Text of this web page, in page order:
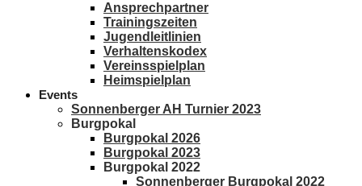
Ansprechpartner
Trainingszeiten
Jugendleitlinien
Verhaltenskodex
Vereinsspielplan
Heimspielplan
Events
Sonnenberger AH Turnier 2023
Burgpokal
Burgpokal 2026
Burgpokal 2023
Burgpokal 2022
Sonnenberger Burgpokal 2022